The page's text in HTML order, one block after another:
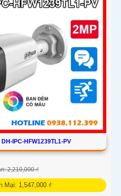
IPC-HFW1239TL1-PV
2,210,000 ₫
Mại: 1,547,000 ₫